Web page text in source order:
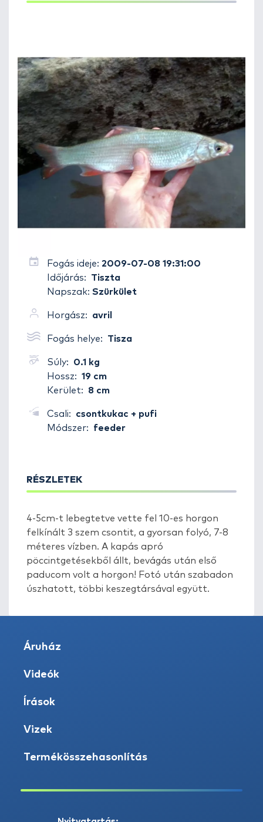
Fogás ideje: 2009-07-08 19:31:00
Időjárás:
Tiszta
Napszak: Szürkület
Horgász: avril
Fogás helye: Tisza
Súly:
0.1 kg
Hossz: 19 cm
Kerület:
8 cm
Csali:
csontkukac + pufi
Módszer:
feeder
RÉSZLETEK
4-5cm-t lebegtetve vette fel 10-es horgon
felkínált 3 szem csontit, a gyorsan folyó, 7-8
méteres vízben. A kapás apró
pöccintgetésekből állt, bevágás után első
paducom volt a horgon! Fotó után szabadon
úszhatott, többi keszegtársával együtt.
Áruház
Videók
Írások
Vizek
Termékösszehasonlítás